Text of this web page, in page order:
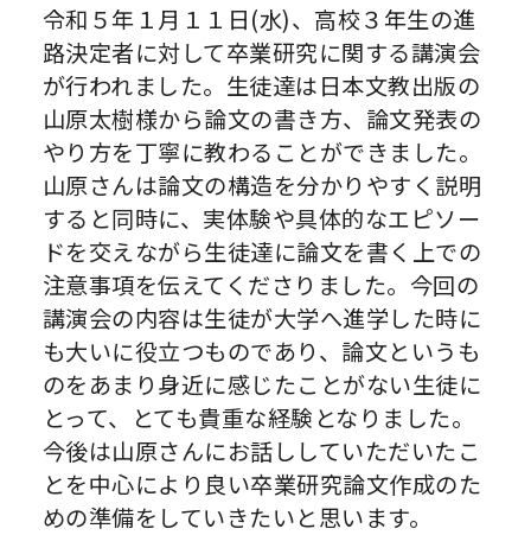
令和５年１月１１日(水)、高校３年生の進
路決定者に対して卒業研究に関する講演会
が行われました。生徒達は日本文教出版の
山原太樹様から論文の書き方、論文発表の
やり方を丁寧に教わることができました。
山原さんは論文の構造を分かりやすく説明
すると同時に、実体験や具体的なエピソー
ドを交えながら生徒達に論文を書く上での
注意事項を伝えてくださりました。今回の
講演会の内容は生徒が大学へ進学した時に
も大いに役立つものであり、論文というも
のをあまり身近に感じたことがない生徒に
とって、とても貴重な経験となりました。
今後は山原さんにお話ししていただいたこ
とを中心により良い卒業研究論文作成のた
めの準備をしていきたいと思います。